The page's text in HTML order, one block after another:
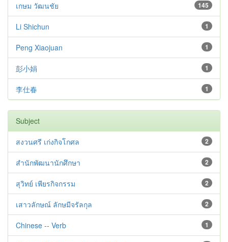
145
เกษม วัฒนชัย
1
Li Shichun
1
Peng Xiaojuan
1
彭小娟
1
李仕春
Subject
2
สงวนศรี เก่งกิจโกศล
2
สำนักพัฒนานักศึกษา
2
สุวิทย์ เพียรกิจกรรม
2
เสาวลักษณ์ ลักษมีจรัลกุล
1
Chinese -- Verb